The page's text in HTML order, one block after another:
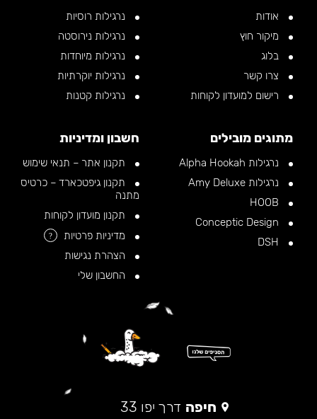
אודות
מיקור חוץ
בלוג
צרו קשר
רישום למועדון לקוחות
נרגילות רוסיות
נרגילות נירוסטה
נרגילות מיוחדות
נרגילות יוקרתיות
נרגילות קטנות
מתוגים מובילים
נרגילות Alpha Hookah
נרגילות Amy Deluxe
חשבון ומדיניות
תקנון אתר – תנאי שימוש
תקנון גיפטכארד – כרטיס
מתנה
תקנון מועדון לקוחות
מדיניות פרטיות
?
הצהרת נגישות
החשבון שלי
חיפה דרך יפו 33